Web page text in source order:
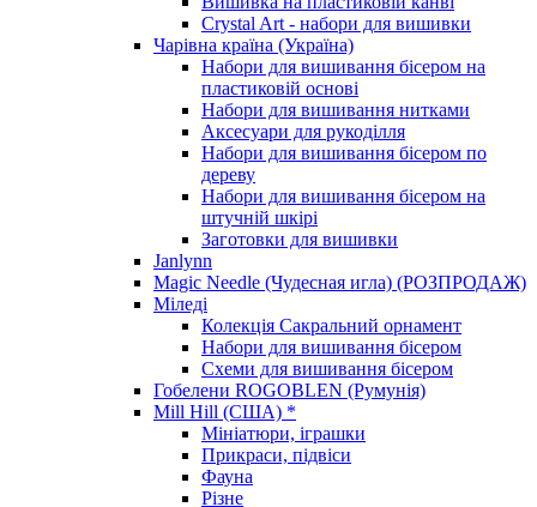
Crystal Art - набори для вишивки
Чарівна країна (Україна)
Набори для вишивання бісером на
пластиковій основі
Набори для вишивання нитками
Аксесуари для рукоділля
Набори для вишивання бісером по
дереву
Набори для вишивання бісером на
штучній шкірі
Заготовки для вишивки
Janlynn
Magic Needle (Чудесная игла) (РОЗПРОДАЖ)
Міледі
Колекція Сакральний орнамент
Набори для вишивання бісером
Схеми для вишивання бісером
Гобелени ROGOBLEN (Румунія)
Mill Hill (США) *
Мініатюри, іграшки
Прикраси, підвіси
Фауна
Різне